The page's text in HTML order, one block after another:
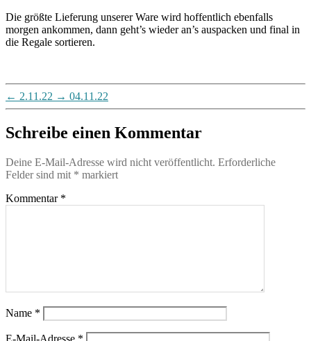
Die größte Lieferung unserer Ware wird hoffentlich ebenfalls
morgen ankommen, dann geht’s wieder an’s auspacken und final in
die Regale sortieren.
← 2.11.22 → 04.11.22
Schreibe einen Kommentar
Deine E-Mail-Adresse wird nicht veröffentlicht. Erforderliche
Felder sind mit * markiert
Kommentar *
Name *
E-Mail-Adresse *